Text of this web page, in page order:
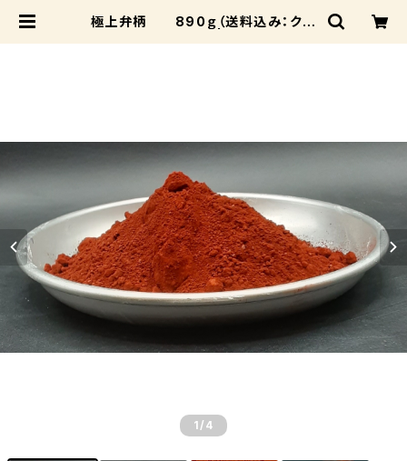
極上弁柄 890ｇ（送料込み：クロ
1 /4